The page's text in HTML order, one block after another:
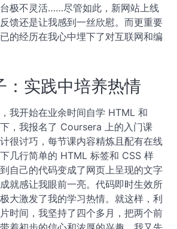
极不灵活……尽管如此，新网站上线
馈还是让我感到一丝欣慰。而更重要
的经历在我心中埋下了对互联网和编
：实践中培养热情
我开始在业余时间自学 HTML 和
，我报名了 Coursera 上的入门课
很讨巧，每节课内容精炼且配有在线
几行简单的 HTML 标签和 CSS 样
自己的代码变成了网页上呈现的文字
就感让我眼前一亮。代码即时生效所
极大激发了我的学习热情。就这样，利
时间，我坚持了四个多月，把两个前